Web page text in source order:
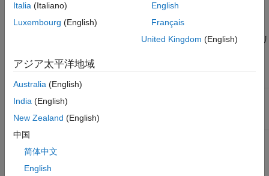
画面上部の問題集メニューの中央にある[講師の管理]
をクリ
問題集を共有する講師の MathWorks アカウントに関連付け
られている電子メール アドレスを入力します。各メール ア
Italia (Italiano)
Luxembourg (English)
English
Français
United Kingdom (English)
アジア太平洋地域
Australia (English)
India (English)
New Zealand (English)
中国
简体中文
English